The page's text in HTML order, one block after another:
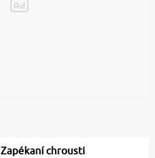
Zapékaní chrousti